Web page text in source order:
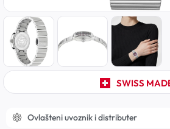
SWISS
Ovlašteni uvoznik i distributer